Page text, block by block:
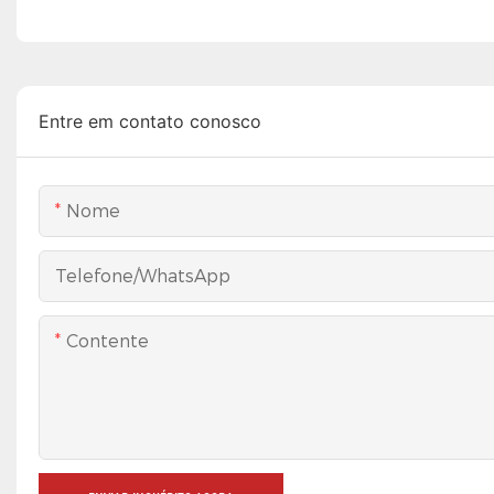
Entre em contato conosco
Nome
Telefone/WhatsApp
Contente